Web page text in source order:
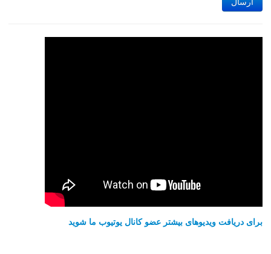
ارسال
برای دریافت ویدیوهای بیشتر عضو کانال یوتیوب ما شوید